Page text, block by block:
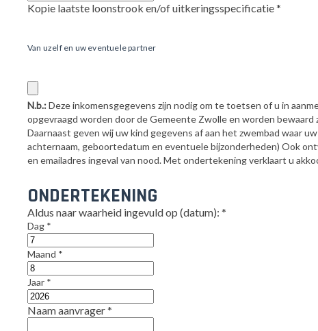
Kopie laatste loonstrook en/of uitkeringsspecificatie*
Van uzelf en uw eventuele partner
N.b.:Deze inkomensgegevens zijn nodig om te toetsen of u in
opgevraagd worden door de Gemeente Zwolle en worden bewaard
Daarnaast geven wij uw kind gegevens af aan het zwembad waar
achternaam, geboortedatum en eventuele bijzonderheden) Ook
en emailadres ingeval van nood. Met ondertekening verklaart u
ONDERTEKENING
Aldus naar waarheid ingevuld op (datum): *
Dag *
Maand *
Jaar *
Naam aanvrager*